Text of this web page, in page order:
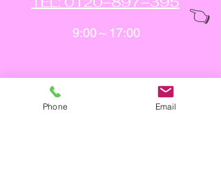
9:00～17:00
👈
​お問合せはこちらから
Phone Email